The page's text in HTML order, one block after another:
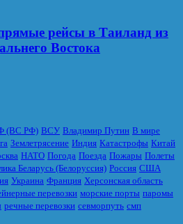
рейсы в Таиланд из
Востока
(ВС РФ) ВСУ Владимир Путин В мире
Землетрясение Индия Катастрофы Китай
НАТО Погода Поезда Пожары Полеты
Беларусь (Белоруссия) Россия США
Украина Франция Херсонская область
перевозки морские порты паромы
речные перевозки севморпуть смп